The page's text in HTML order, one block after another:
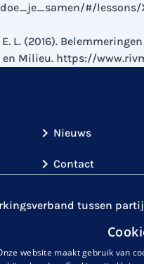
#/lessons/
L. (2016).
Milieu. https://
Nieuws
Contact
tussen
. Gezamenlijk
met een auditieve
website maakt gebruik van